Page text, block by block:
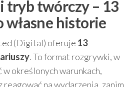
tryb twórczy – 13
własne historie
(Digital) oferuje 13
. To format rozgrywki, w
w określonych warunkach,
na wydarzenia, zanim